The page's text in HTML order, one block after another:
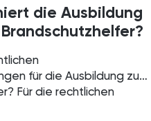
die Ausbildung
für die Ausbildung zum
Für die rechtlichen